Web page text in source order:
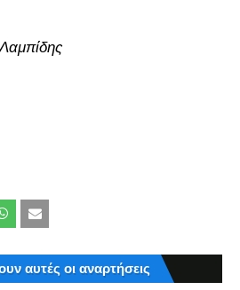
αυτές οι αναρτήσεις